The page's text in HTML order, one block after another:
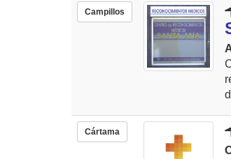
Campillos
Cártama